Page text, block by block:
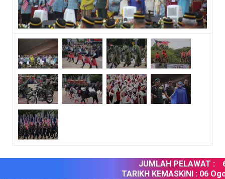
JUMLAH PELAWAT :
TARIKH KEMASKINI : 06